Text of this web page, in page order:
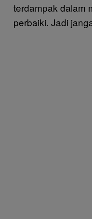
terdampak dalam
perbaiki. Jadi